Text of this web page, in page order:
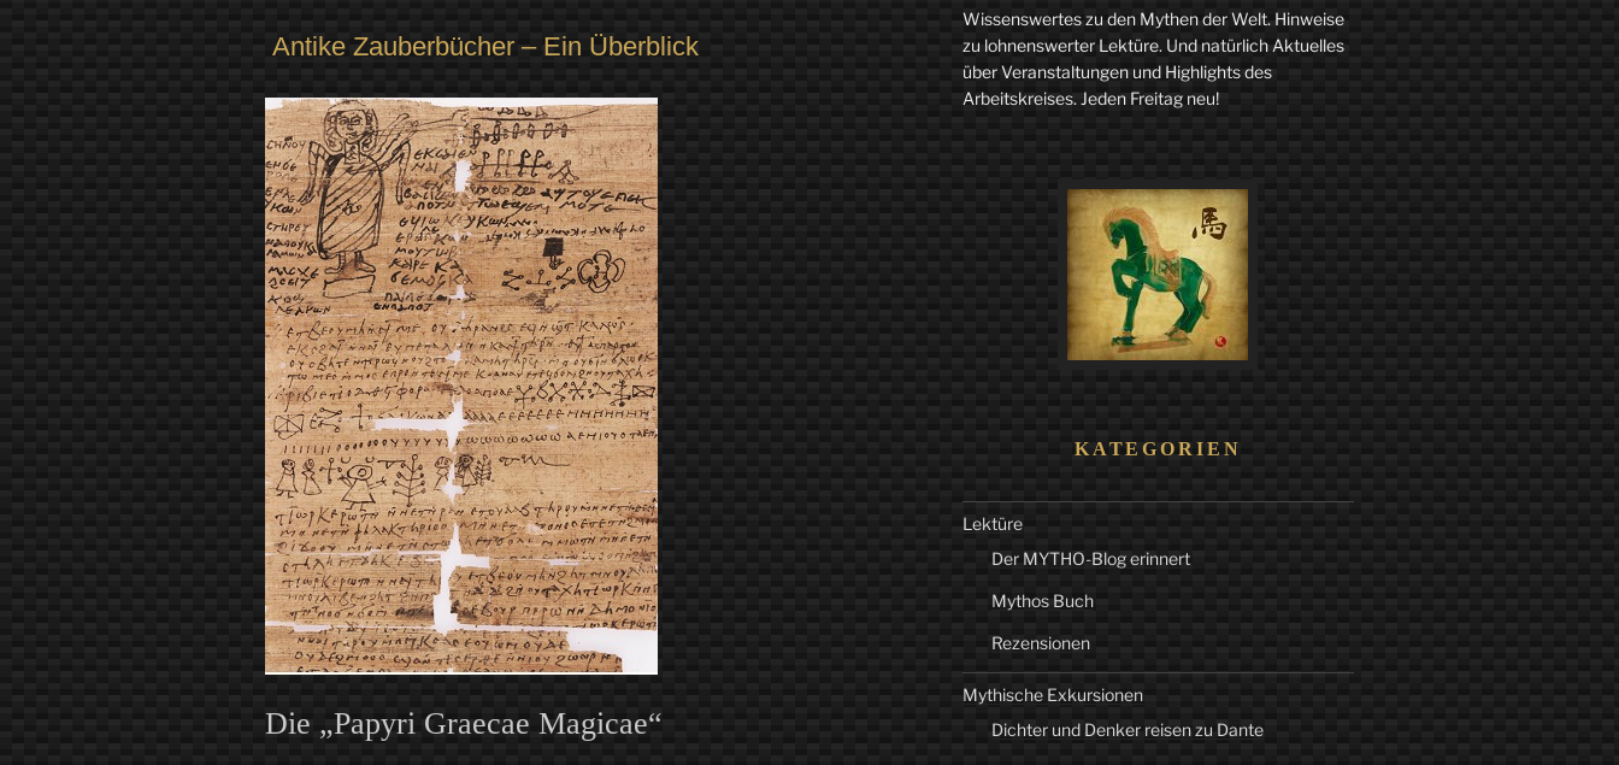
Antike Zauberbücher – Ein Überblick
Die „Papyri Graecae Magicae“
Wissenswertes zu den Mythen der Welt. Hinweise
zu lohnenswerter Lektüre. Und natürlich Aktuelles
über Veranstaltungen und Highlights des
Arbeitskreises. Jeden Freitag neu!
KATEGORIEN
Lektüre
Der MYTHO-Blog erinnert
Mythos Buch
Rezensionen
Mythische Exkursionen
Dichter und Denker reisen zu Dante